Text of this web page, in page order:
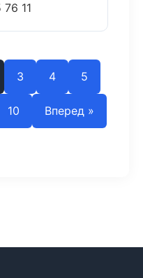
11
3 4 5
10 Вперед »